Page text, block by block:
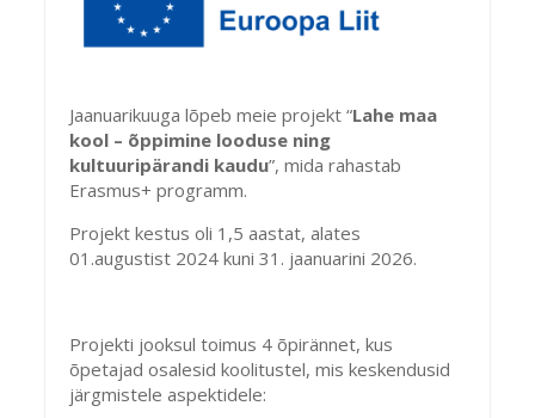
Jaanuarikuuga lõpeb meie projekt “Lahe maa
kool – õppimine looduse ning
kultuuripärandi kaudu”, mida rahastab
Erasmus+ programm.
Projekt kestus oli 1,5 aastat, alates
01.augustist 2024 kuni 31. jaanuarini 2026.
Projekti jooksul toimus 4 õpirännet, kus
õpetajad osalesid koolitustel, mis keskendusid
järgmistele aspektidele: